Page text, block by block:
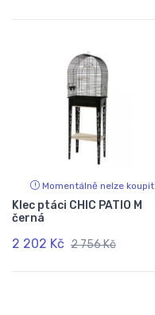
Momentálně nelze koupit
Klec ptáci CHIC PATIO M
černá
2 202 Kč 2 756 Kč